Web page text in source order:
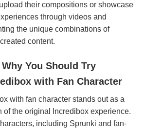
their compositions or showcase
through videos and
the unique combinations of
content.
You Should Try
with Fan Character
with fan character stands out as a
of the original Incredibox experience.
including Sprunki and fan-